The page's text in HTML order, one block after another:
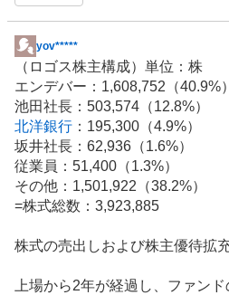
掲
示
板
記
事
yov*****
（ロゴス株主構成）単位：株
エンデバー：1,608,752（40.9%）
池田社長：503,574（12.8%）
北洋銀行 ：195,300（4.9%）
坂井社長：62,936（1.6%）
従業員：51,400（1.3%）
その他：1,501,922（38.2%）
=株式総数：3,923,885
株式の売出しおよび株主優待拡
上場から2年が経過し、 ファンド